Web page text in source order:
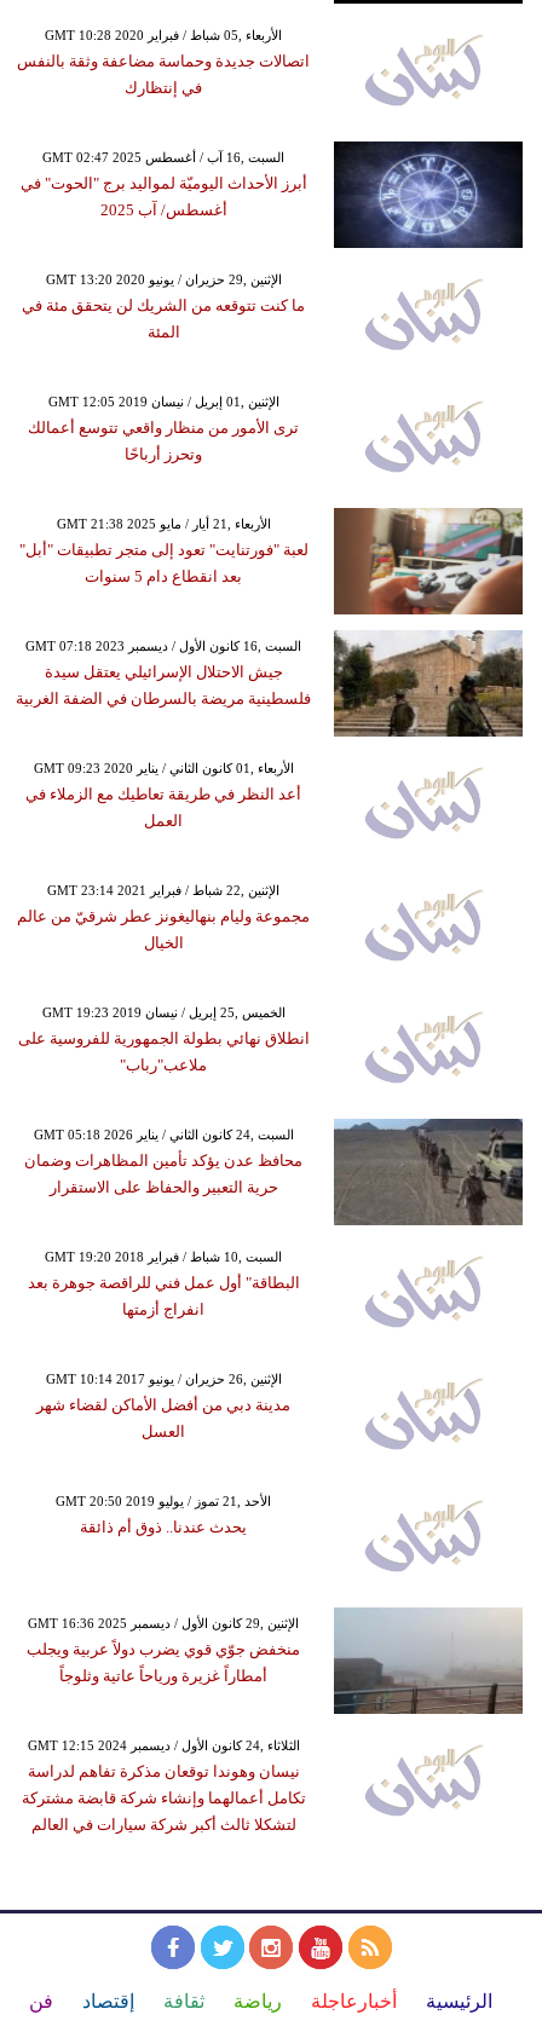
GMT 10:28 2020 الأربعاء ,05 شباط / فبراير
اتصالات جديدة وحماسة مضاعفة وثقة بالنفس
في إنتظارك
GMT 02:47 2025 السبت ,16 آب / أغسطس
أبرز الأحداث اليوميّة لمواليد برج "الحوت" في
أغسطس/ آب 2025
GMT 13:20 2020 الإثنين ,29 حزيران / يونيو
ما كنت تتوقعه من الشريك لن يتحقق مئة في
المئة
GMT 12:05 2019 الإثنين ,01 إبريل / نيسان
ترى الأمور من منظار واقعي تتوسع أعمالك
وتحرز أرباحًا
GMT 21:38 2025 الأربعاء ,21 أيار / مايو
لعبة "فورتنايت" تعود إلى متجر تطبيقات "أبل"
بعد انقطاع دام 5 سنوات
GMT 07:18 2023 السبت ,16 كانون الأول / ديسمبر
جيش الاحتلال الإسرائيلي يعتقل سيدة
فلسطينية مريضة بالسرطان في الضفة الغربية
GMT 09:23 2020 الأربعاء ,01 كانون الثاني / يناير
أعد النظر في طريقة تعاطيك مع الزملاء في
العمل
GMT 23:14 2021 الإثنين ,22 شباط / فبراير
مجموعة وليام بنهاليغونز عطر شرقيّ من عالم
الخيال
GMT 19:23 2019 الخميس ,25 إبريل / نيسان
انطلاق نهائي بطولة الجمهورية للفروسية على
ملاعب"رباب"
GMT 05:18 2026 السبت ,24 كانون الثاني / يناير
محافظ عدن يؤكد تأمين المظاهرات وضمان
حرية التعبير والحفاظ على الاستقرار
GMT 19:20 2018 السبت ,10 شباط / فبراير
البطاقة" أول عمل فني للراقصة جوهرة بعد
انفراج أزمتها
GMT 10:14 2017 الإثنين ,26 حزيران / يونيو
مدينة دبي من أفضل الأماكن لقضاء شهر
العسل
GMT 20:50 2019 الأحد ,21 تموز / يوليو
يحدث عندنا.. ذوق أم ذائقة
GMT 16:36 2025 الإثنين ,29 كانون الأول / ديسمبر
منخفض جوّي قوي يضرب دولاً عربية ويجلب
أمطاراً غزيرة ورياحاً عاتية وثلوجاً
GMT 12:15 2024 الثلاثاء ,24 كانون الأول / ديسمبر
نيسان وهوندا توقعان مذكرة تفاهم لدراسة
تكامل أعمالهما وإنشاء شركة قابضة مشتركة
لتشكلا ثالث أكبر شركة سيارات في العالم
الرئيسية أخبارعاجلة رياضة ثقافة إقتصاد فن